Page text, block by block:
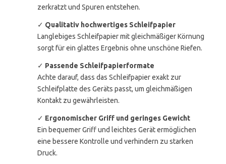
zerkratzt und Spuren entstehen.
✓ Qualitativ hochwertiges Schleifpapier
Langlebiges Schleifpapier mit gleichmäßiger Körnung
sorgt für ein glattes Ergebnis ohne unschöne Riefen.
✓ Passende Schleifpapierformate
Achte darauf, dass das Schleifpapier exakt zur
Schleifplatte des Geräts passt, um gleichmäßigen
Kontakt zu gewährleisten.
✓ Ergonomischer Griff und geringes Gewicht
Ein bequemer Griff und leichtes Gerät ermöglichen
eine bessere Kontrolle und verhindern zu starken
Druck.